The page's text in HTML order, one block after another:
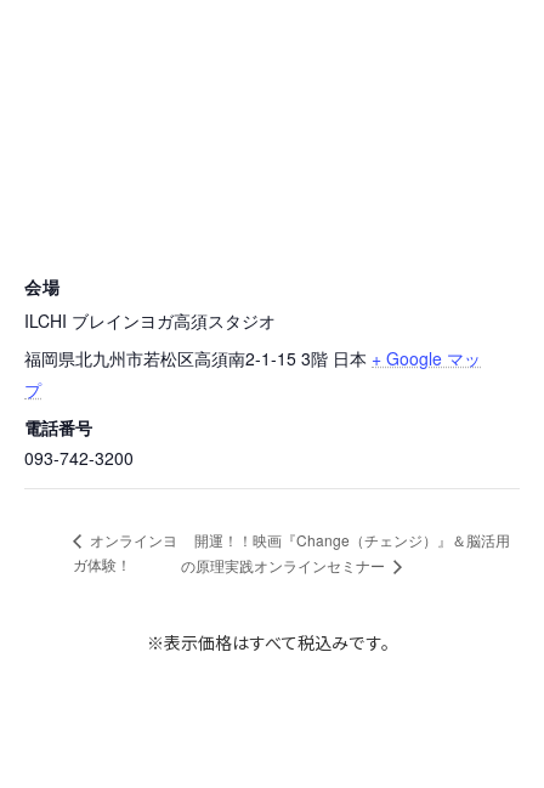
会場
ILCHI ブレインヨガ高須スタジオ
福岡県北九州市若松区高須南2-1-15 3階 日本 + Google マッ
プ
電話番号
093-742-3200
オンラインヨ
ガ体験！
開運！！映画『Change（チェンジ）』＆脳活用
の原理実践オンラインセミナー
※表示価格はすべて税込みです。